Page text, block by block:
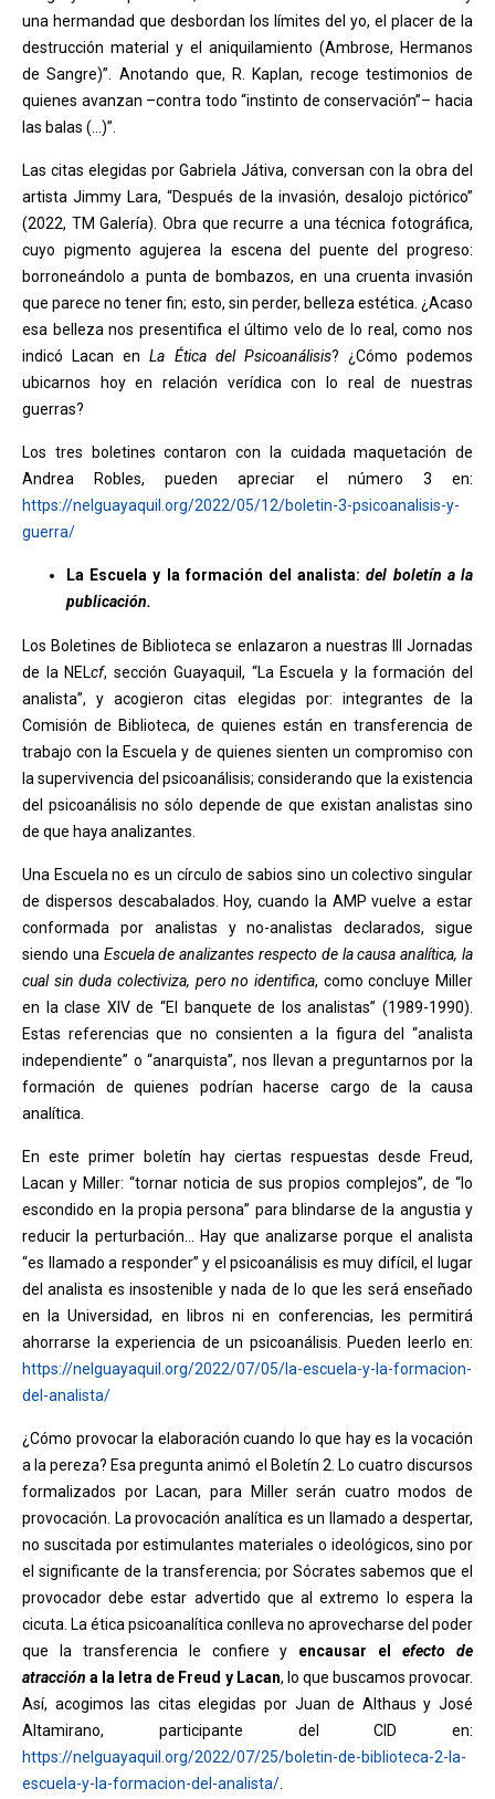
una hermandad que desbordan los límites del yo, el placer de la
destrucción material y el aniquilamiento (Ambrose, Hermanos
de Sangre)”. Anotando que, R. Kaplan, recoge testimonios de
quienes avanzan –contra todo “instinto de conservación”– hacia
las balas (…)”.
Las citas elegidas por Gabriela Játiva, conversan con la obra del
artista Jimmy Lara, “Después de la invasión, desalojo pictórico”
(2022, TM Galería). Obra que recurre a una técnica fotográfica,
cuyo pigmento agujerea la escena del puente del progreso:
borroneándolo a punta de bombazos, en una cruenta invasión
que parece no tener fin; esto, sin perder, belleza estética. ¿Acaso
esa belleza nos presentifica el último velo de lo real, como nos
indicó Lacan enLa Ética del Psicoanálisis? ¿Cómo podemos
ubicarnos hoy en relación verídica con lo real de nuestras
guerras?
Los tres boletines contaron con la cuidada maquetación de
Andrea Robles, pueden apreciar el número 3 en:
https://nelguayaquil.org/2022/05/12/boletin-3-psicoanalisis-y-
guerra/
La Escuela y la formación del analista:del boletín a la
publicación.
Los Boletines de Biblioteca se enlazaron a nuestras III Jornadas
de la NELcf, sección Guayaquil, “La Escuela y la formación del
analista”, y acogieron citas elegidas por: integrantes de la
Comisión de Biblioteca, de quienes están en transferencia de
trabajo con la Escuela y de quienes sienten un compromiso con
la supervivencia del psicoanálisis; considerando que la existencia
del psicoanálisis no sólo depende de que existan analistas sino
de que haya analizantes.
Una Escuela no es un círculo de sabios sino un colectivo singular
de dispersos descabalados. Hoy, cuando la AMP vuelve a estar
conformada por analistas y no-analistas declarados, sigue
siendo una Escuela de analizantes respecto de la causa analítica, la
cual sin duda colectiviza, pero no identifica, como concluye Miller
en la clase XIV de “El banquete de los analistas” (1989-1990).
Estas referencias que no consienten a la figura del “analista
independiente” o “anarquista”, nos llevan a preguntarnos por la
formación de quienes podrían hacerse cargo de la causa
analítica.
En este primer boletín hay ciertas respuestas desde Freud,
Lacan y Miller: “tornar noticia de sus propios complejos”, de “lo
escondido en la propia persona” para blindarse de la angustia y
reducir la perturbación… Hay que analizarse porque el analista
“es llamado a responder” y el psicoanálisis es muy difícil, el lugar
del analista es insostenible y nada de lo que les será enseñado
en la Universidad, en libros ni en conferencias, les permitirá
ahorrarse la experiencia de un psicoanálisis. Pueden leerlo en:
https://nelguayaquil.org/2022/07/05/la-escuela-y-la-formacion-
del-analista/
¿Cómo provocar la elaboración cuando lo que hay es la vocación
a la pereza? Esa pregunta animó el Boletín 2. Lo cuatro discursos
formalizados por Lacan, para Miller serán cuatro modos de
provocación. La provocación analítica es un llamado a despertar,
no suscitada por estimulantes materiales o ideológicos, sino por
el significante de la transferencia; por Sócrates sabemos que el
provocador debe estar advertido que al extremo lo espera la
cicuta. La ética psicoanalítica conlleva no aprovecharse del poder
que la transferencia le confiere y encausar elefecto de
atracción a la letra de Freud y Lacan, lo que buscamos provocar.
Así, acogimos las citas elegidas por Juan de Althaus y José
Altamirano, participante del CID en:
https://nelguayaquil.org/2022/07/25/boletin-de-biblioteca-2-la-
escuela-y-la-formacion-del-analista/